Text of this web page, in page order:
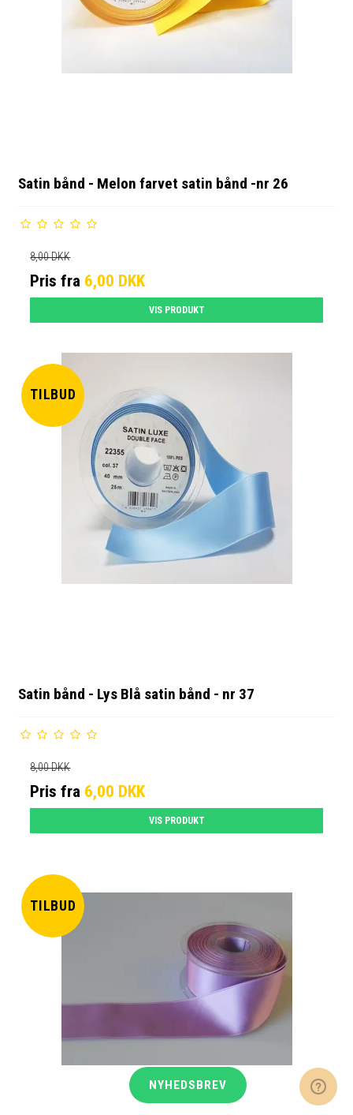
Satin bånd - Melon farvet satin bånd -nr 26
8,00 DKK
Pris fra 6,00 DKK
VIS PRODUKT
TILBUD
Satin bånd - Lys Blå satin bånd - nr 37
8,00 DKK
Pris fra 6,00 DKK
VIS PRODUKT
TILBUD
NYHEDSBREV